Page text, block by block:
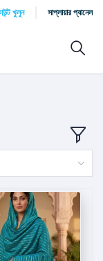
খুলুন সাপ্লায়ার প্যানেল